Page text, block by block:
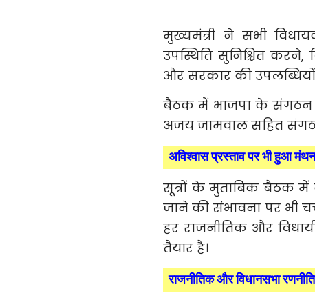
मुख्यमंत्री ने सभी
उपस्थिति सुनिश्चित
और सरकार की
बैठक में भाजपा के संगठन
अजय जामवाल सहित
अविश्वास प्रस्ताव पर भी हुआ मंथन
सूत्रों के मुताबिक बैठक में
जाने की संभावना पर भी
हर राजनीतिक और
तैयार है।
राजनीतिक और विधानसभा